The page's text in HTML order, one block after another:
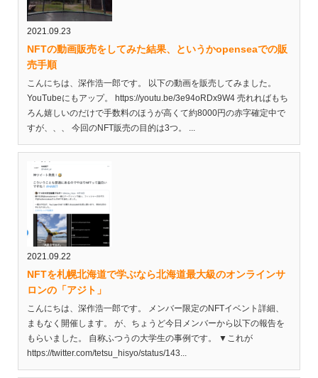
2021.09.23
NFTの動画販売をしてみた結果、というかopenseaでの販
売手順
こんにちは、深作浩一郎です。 以下の動画を販売してみました。
YouTubeにもアップ。 https://youtu.be/3e94oRDx9W4 売れればもち
ろん嬉しいのだけで手数料のほうが高くて約8000円の赤字確定中で
すが、、、 今回のNFT販売の目的は3つ。 ...
2021.09.22
NFTを札幌北海道で学ぶなら北海道最大級のオンラインサ
ロンの「アジト」
こんにちは、深作浩一郎です。 メンバー限定のNFTイベント詳細、
まもなく開催します。 が、ちょうど今日メンバーから以下の報告を
もらいました。 自称ふつうの大学生の事例です。 ▼これが
https://twitter.com/tetsu_hisyo/status/143...